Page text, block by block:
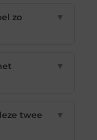
zo
▼
▼
twee
▼